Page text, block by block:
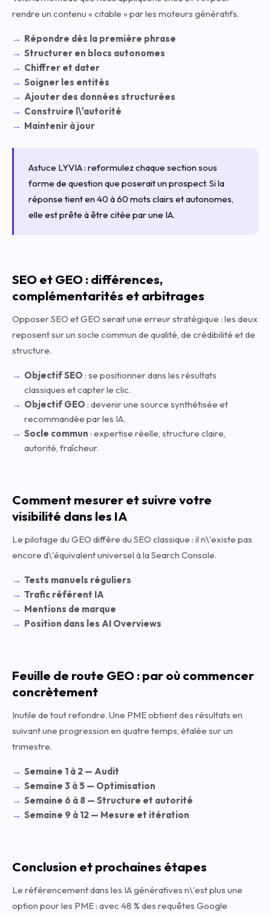
rendre un contenu « citable » par les moteurs génératifs.
Répondre dès la première phrase
Structurer en blocs autonomes
Chiffrer et dater
Soigner les entités
Ajouter des données structurées
Construire l\'autorité
Maintenir à jour
Astuce LYVIA : reformulez chaque section sous
forme de question que poserait un prospect. Si la
réponse tient en 40 à 60 mots clairs et autonomes,
elle est prête à être citée par une IA.
SEO et GEO : différences,
complémentarités et arbitrages
Opposer SEO et GEO serait une erreur stratégique : les deux
reposent sur un socle commun de qualité, de crédibilité et de
structure.
Objectif SEO : se positionner dans les résultats
classiques et capter le clic.
Objectif GEO : devenir une source synthétisée et
recommandée par les IA.
Socle commun : expertise réelle, structure claire,
autorité, fraîcheur.
Comment mesurer et suivre votre
visibilité dans les IA
Le pilotage du GEO diffère du SEO classique : il n\'existe pas
encore d\'équivalent universel à la Search Console.
Tests manuels réguliers
Trafic référent IA
Mentions de marque
Position dans les AI Overviews
Feuille de route GEO : par où commencer
concrètement
Inutile de tout refondre. Une PME obtient des résultats en
suivant une progression en quatre temps, étalée sur un
trimestre.
Semaine 1 à 2 — Audit
Semaine 3 à 5 — Optimisation
Semaine 6 à 8 — Structure et autorité
Semaine 9 à 12 — Mesure et itération
Conclusion et prochaines étapes
Le référencement dans les IA génératives n\'est plus une
option pour les PME : avec 48 % des requêtes Google